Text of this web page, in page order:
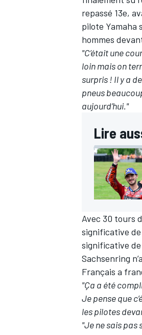
repassé 13e,
pilote Yamaha
hommes
"C’était une
loin mais on
surpris ! Il y a
pneus
aujourd’hui."
Lire
Avec 30 tours
significative
significative de
Sachsenring
Français a
"Ça a été
Je pense que
les pilotes
"Je ne sais pas